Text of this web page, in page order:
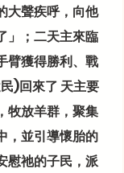
大聲疾呼，向他
」；二天主來臨
臂獲得勝利、戰
)回來了 天主要
牧放羊群，聚集
，並引導懷胎的
慰祂的子民，派